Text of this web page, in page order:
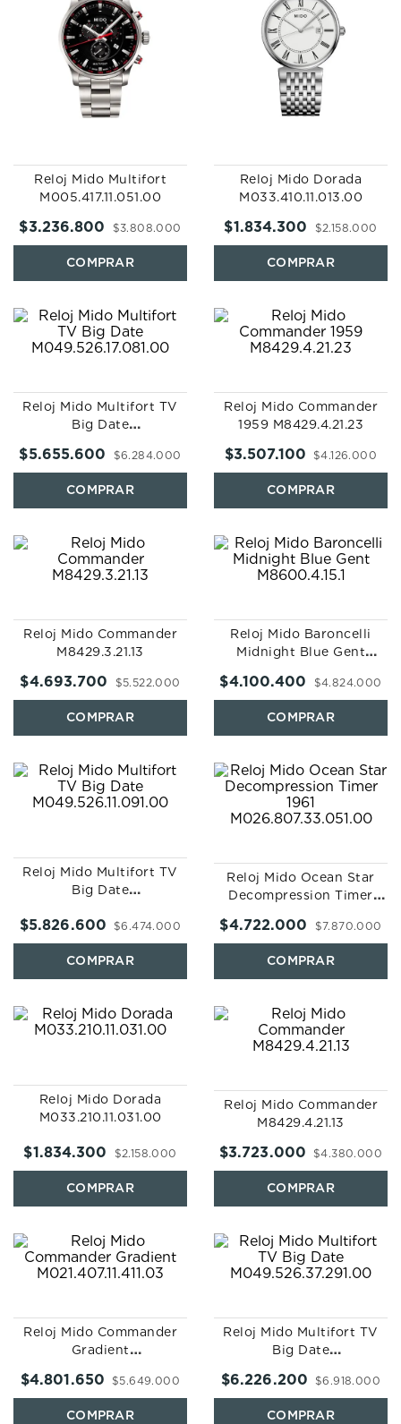
Reloj Mido Multifort
M005.417.11.051.00
$3.808.000
$3.236.800
Reloj Mido Dorada
M033.410.11.013.00
$2.158.000
$1.834.300
Reloj Mido Multifort TV
Big Date
$6. 284.000
$5.655.600
Reloj Mido Commander
1959 M8429.4.21.23
$4.126.000
$3.507.100
Reloj Mido Commander
M8429.3.21.13
$5.522.000
$4.693.700
Reloj Mido Baroncelli
Midnight Blue Gent
$4.824.000
$4.100.400
Reloj Mido Multifort TV
Big Date
$6 .474.000
$5.826.600
Reloj Mido Ocean Star
Decompression Timer
$7.870.000
$4.722.000
Reloj Mido Dorada
M033.210.11.031.00
$2.158.000
$1.834.300
Reloj Mido Commander
M8429.4.21.13
$4.380.000
$3.723.000
Reloj Mido Commander
Gradient
$5.649.000
$4.801.650
Reloj Mido Multifort TV
Big Date
$6 .918.000
$6.226.200